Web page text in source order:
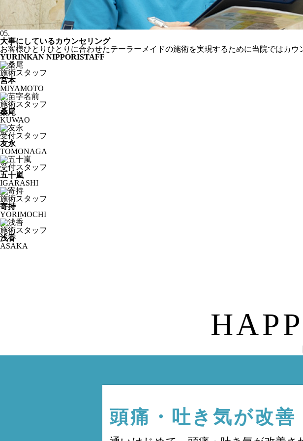
05.
大事にしているカウンセリング
お客様ひとりひとりに合わせたテーラーメイドの施術を実現するために当院ではカウ
YURINKAN NIPPORISTAFF
施術スタッフ
宮本
MIYAMOTO
施術スタッフ
桑尾
KUWAO
受付スタッフ
友永
TOMONAGA
受付スタッフ
五十嵐
IGARASHI
施術スタッフ
寄持
YORIMOCHI
施術スタッフ
浅香
ASAKA
頭痛・吐き気が改善